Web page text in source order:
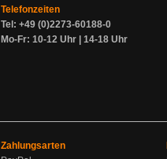
Telefonzeiten
Tel: +49 (0)2273-60188-0
Mo-Fr: 10-12 Uhr | 14-18 Uhr
Zahlungsarten